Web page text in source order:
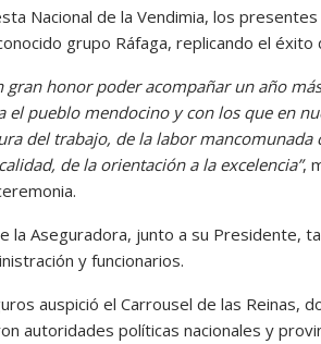
Nacional de la Vendimia, los
grupo Ráfaga, replicando el
gran honor poder acompañar un año
el pueblo mendocino y con los que en
del trabajo, de la labor
de la orientación a la excelencia”,
la Aseguradora, junto a su Presidente,
y funcionarios.
auspició el Carrousel de las Reinas,
autoridades políticas nacionales y